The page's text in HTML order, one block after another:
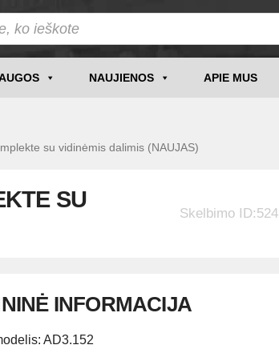
NAUJIENOS APIE MUS
su vidinėmis dalimis (NAUJAS)
SU
Skelbimo ID:524
INFORMACIJA
AD3.152